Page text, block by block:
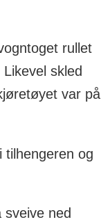
rullet
skled
var på
tilhengeren og
ned